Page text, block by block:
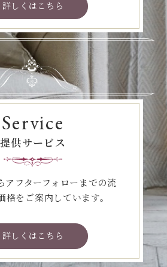
詳しくはこちら
Service
提供サービス
アフターフォローまでの流
格をご案内しています。
詳しくはこちら